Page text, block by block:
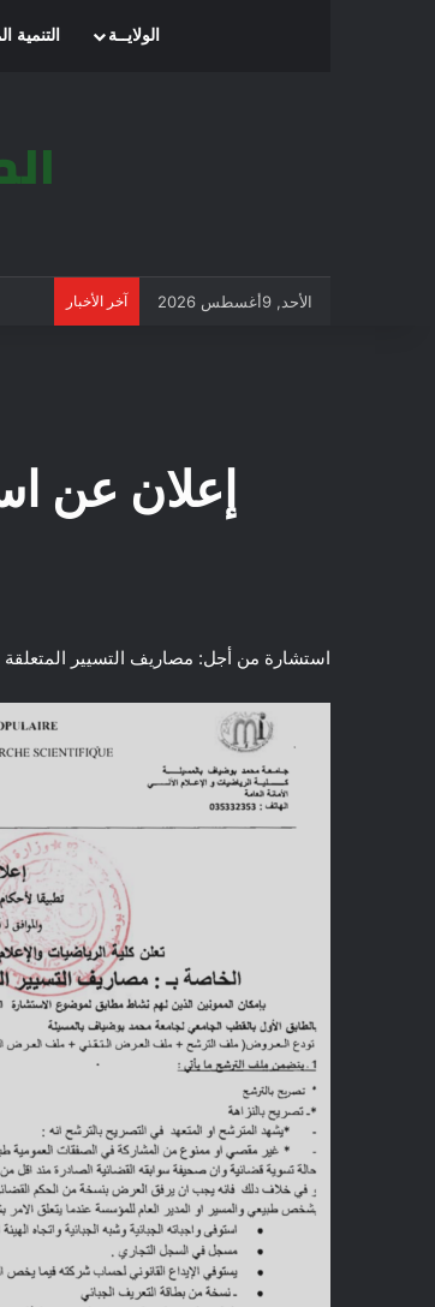
الرئيسيةالولايــة التنمية
الأحد, 9أغسطس 2026 آخر الأخبار
إعلان عن استشارة 2023/25 جامعة
استشارة من أجل: مصاريف التسيير المتعلقة